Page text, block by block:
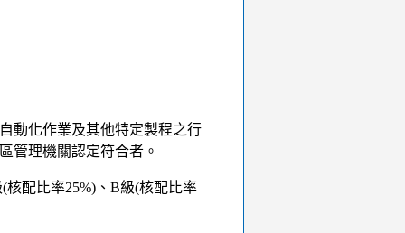
動化作業及其他特定製程之行
管理機關認定符合者。
配比率25%)、B級(核配比率